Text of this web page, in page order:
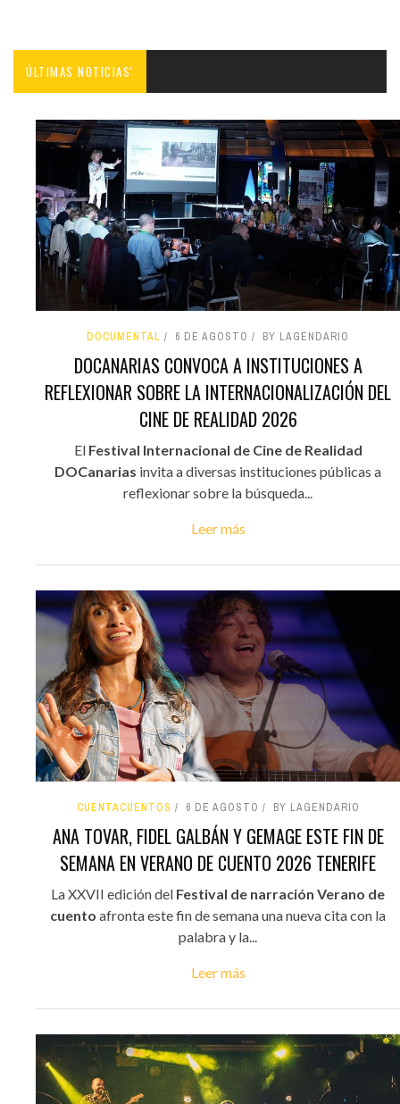
ÚLTIMAS NOTICIAS'
DOCUMENTAL 6 DE AGOSTO BY LAGENDARIO
DOCANARIAS CONVOCA A INSTITUCIONES A
REFLEXIONAR SOBRE LA INTERNACIONALIZACIÓN DEL
CINE DE REALIDAD 2026
El Festival Internacional de Cine de Realidad
DOCanarias invita a diversas instituciones públicas a
reflexionar sobre la búsqueda...
Leer más
CUENTACUENTOS 6 DE AGOSTO BY LAGENDARIO
ANA TOVAR, FIDEL GALBÁN Y GEMAGE ESTE FIN DE
SEMANA EN VERANO DE CUENTO 2026 TENERIFE
La XXVII edición del Festival de narración Verano de
cuento afronta este fin de semana una nueva cita con la
palabra y la...
Leer más